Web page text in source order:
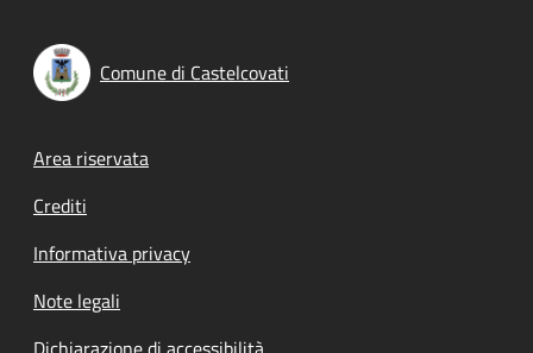
Comune di Castelcovati
Footer menu
Area riservata
Crediti
Informativa privacy
Note legali